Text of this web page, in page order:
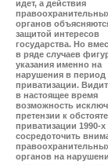
идет, а действия
органов
защитой интересов
государства. Но
в ряде случаев
указания именно на
нарушения в период
приватизации.
в настоящее время
возможность
претензии к
приватизации 1990-х
сосредоточить
органов на